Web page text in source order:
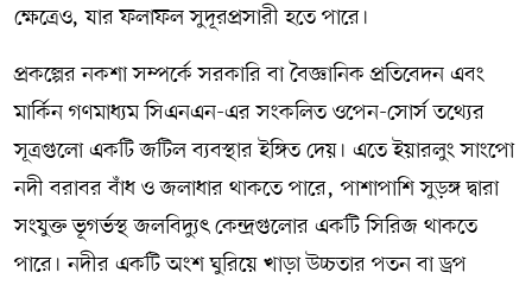
ক্ষেত্রেও, যার ফলাফল সুদূরপ্রসারী হতে পারে।
প্রকল্পের নকশা সম্পর্কে সরকারি বা বৈজ্ঞানিক প্রতিবেদন এবং
মার্কিন গণমাধ্যম সিএনএন-এর সংকলিত ওপেন-সোর্স তথ্যের
সূত্রগুলো একটি জটিল ব্যবস্থার ইঙ্গিত দেয়। এতে ইয়ারলুং সাংপো
নদী বরাবর বাঁধ ও জলাধার থাকতে পারে, পাশাপাশি সুড়ঙ্গ দ্বারা
সংযুক্ত ভূগর্ভস্থ জলবিদ্যুৎ কেন্দ্রগুলোর একটি সিরিজ থাকতে
পারে। নদীর একটি অংশ ঘুরিয়ে খাড়া উচ্চতার পতন বা ড্রপ